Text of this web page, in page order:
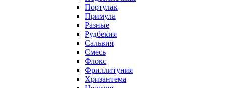
Портулак
Примула
Разные
Рудбекия
Сальвия
Смесь
Флокс
Фриллитуния
Хризантема